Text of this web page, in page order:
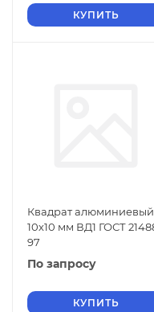
КУПИТЬ
Квадрат алюминиевый
10х10 мм ВД1 ГОСТ
97
По запросу
КУПИТЬ